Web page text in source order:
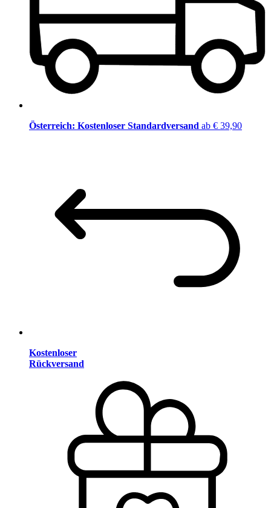
Österreich: Kostenloser Standardversand ab € 39,90
Kostenloser
Rückversand